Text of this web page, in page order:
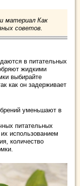
материал Как
советов.
в питательных
жидкими
выбирайте
как он задерживает
уменьшают в
питательных
использованием
количество